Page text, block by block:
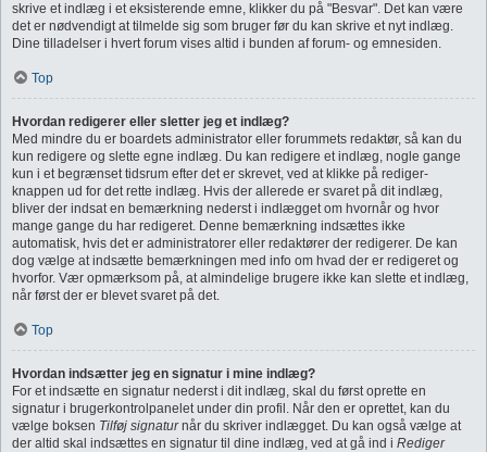
skrive et indlæg i et eksisterende emne, klikker du på "Besvar". Det kan være
det er nødvendigt at tilmelde sig som bruger før du kan skrive et nyt indlæg.
Dine tilladelser i hvert forum vises altid i bunden af forum- og emnesiden.
Top
Hvordan redigerer eller sletter jeg et indlæg?
Med mindre du er boardets administrator eller forummets redaktør, så kan du
kun redigere og slette egne indlæg. Du kan redigere et indlæg, nogle gange
kun i et begrænset tidsrum efter det er skrevet, ved at klikke på rediger-
knappen ud for det rette indlæg. Hvis der allerede er svaret på dit indlæg,
bliver der indsat en bemærkning nederst i indlægget om hvornår og hvor
mange gange du har redigeret. Denne bemærkning indsættes ikke
automatisk, hvis det er administratorer eller redaktører der redigerer. De kan
dog vælge at indsætte bemærkningen med info om hvad der er redigeret og
hvorfor. Vær opmærksom på, at almindelige brugere ikke kan slette et indlæg,
når først der er blevet svaret på det.
Top
Hvordan indsætter jeg en signatur i mine indlæg?
For et indsætte en signatur nederst i dit indlæg, skal du først oprette en
signatur i brugerkontrolpanelet under din profil. Når den er oprettet, kan du
vælge boksen Tilføj signaturnår du skriver indlægget. Du kan også vælge at
der altid skal indsættes en signatur til dine indlæg, ved at gå ind i Rediger